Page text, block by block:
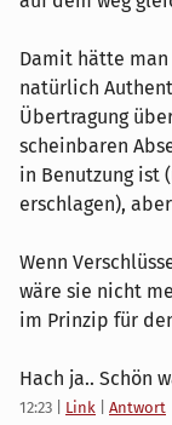
Damit hätte
natürlich
Übertragung
scheinbaren
in Benutzung ist
erschlagen),
Wenn
wäre sie nicht
im Prinzip für
Hach ja.. Schön
12:23 Link Antwort